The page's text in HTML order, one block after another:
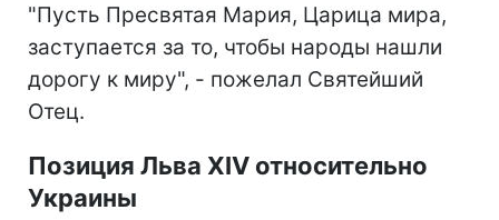
"Пусть Пресвятая Мария, Царица мира,
заступается за то, чтобы народы нашли
дорогу к миру", - пожелал Святейший
Отец.
Позиция Льва XIV относительно
Украины